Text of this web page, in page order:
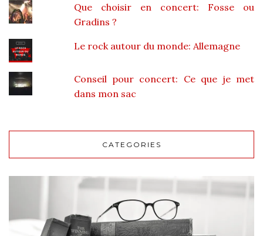
Que choisir en concert: Fosse ou
Gradins ?
Le rock autour du monde: Allemagne
Conseil pour concert: Ce que je met
dans mon sac
CATEGORIES